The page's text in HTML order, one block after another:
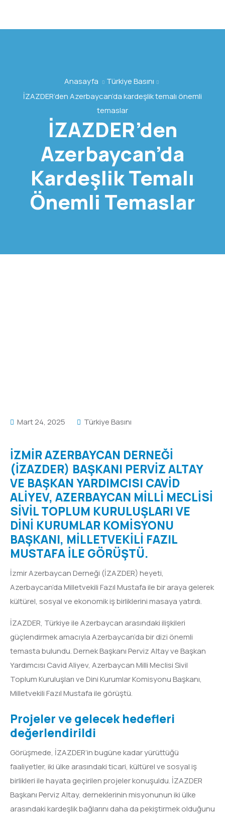
Anasayfa
Türkiye Basını
İZAZDER’den Azerbaycan’da kardeşlik temalı önemli
temaslar
İZAZDER’den
Azerbaycan’da
Kardeşlik Temalı
Önemli Temaslar
Mart 24, 2025 Türkiye Basını
İZMİR AZERBAYCAN DERNEĞİ
(İZAZDER) BAŞKANI PERVİZ ALTAY
VE BAŞKAN YARDIMCISI CAVİD
ALİYEV, AZERBAYCAN MİLLİ MECLİSİ
SİVİL TOPLUM KURULUŞLARI VE
DİNİ KURUMLAR KOMİSYONU
BAŞKANI, MİLLETVEKİLİ FAZIL
MUSTAFA İLE GÖRÜŞTÜ.
İzmir Azerbaycan Derneği (İZAZDER) heyeti,
Azerbaycan’da Milletvekili Fazıl Mustafa ile bir araya gelerek
kültürel, sosyal ve ekonomik iş birliklerini masaya yatırdı.
İZAZDER, Türkiye ile Azerbaycan arasındaki ilişkileri
güçlendirmek amacıyla Azerbaycan’da bir dizi önemli
temasta bulundu. Dernek Başkanı Perviz Altay ve Başkan
Yardımcısı Cavid Aliyev, Azerbaycan Milli Meclisi Sivil
Toplum Kuruluşları ve Dini Kurumlar Komisyonu Başkanı,
Milletvekili Fazıl Mustafa ile görüştü.
Projeler ve gelecek hedefleri
değerlendirildi
Görüşmede, İZAZDER’in bugüne kadar yürüttüğü
faaliyetler, iki ülke arasındaki ticari, kültürel ve sosyal iş
birlikleri ile hayata geçirilen projeler konuşuldu. İZAZDER
Başkanı Perviz Altay, derneklerinin misyonunun iki ülke
arasındaki kardeşlik bağlarını daha da pekiştirmek olduğunu